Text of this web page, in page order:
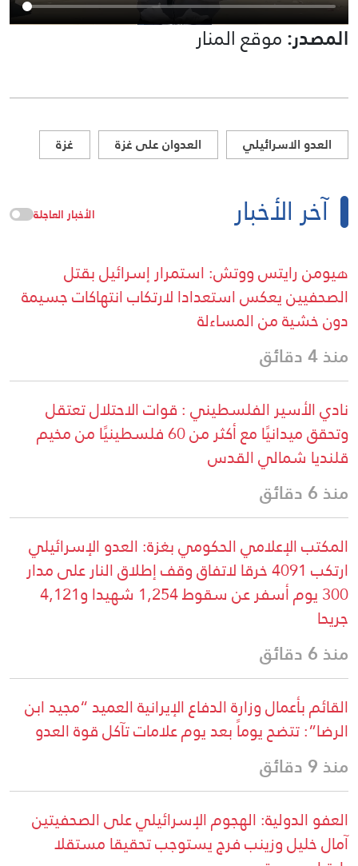
المصدر:موقع المنار
العدو الاسرائيلي العدوان على غزة غزة
آخر الأخبار الأخبار العاجلة
هيومن رايتس ووتش: استمرار إسرائيل بقتل
الصحفيين يعكس استعدادا لارتكاب انتهاكات جسيمة
دون خشية من المساءلة
منذ 4 دقائق
نادي الأسير الفلسطيني : قوات الاحتلال تعتقل
وتحقق ميدانيًا مع أكثر من 60 فلسطينيًا من مخيم
قلنديا شمالي القدس
منذ 6 دقائق
المكتب الإعلامي الحكومي بغزة: العدو الإسرائيلي
ارتكب 4091 خرقا لاتفاق وقف إطلاق النار على مدار
300 يوم أسفر عن سقوط 1,254 شهيدا و4,121
جريحا
منذ 6 دقائق
القائم بأعمال وزارة الدفاع الإيرانية العميد “مجيد ابن
الرضا”: تتضح يوماً بعد يوم علامات تآكل قوة العدو
منذ 9 دقائق
العفو الدولية: الهجوم الإسرائيلي على الصحفيتين
آمال خليل وزينب فرج يستوجب تحقيقا مستقلا